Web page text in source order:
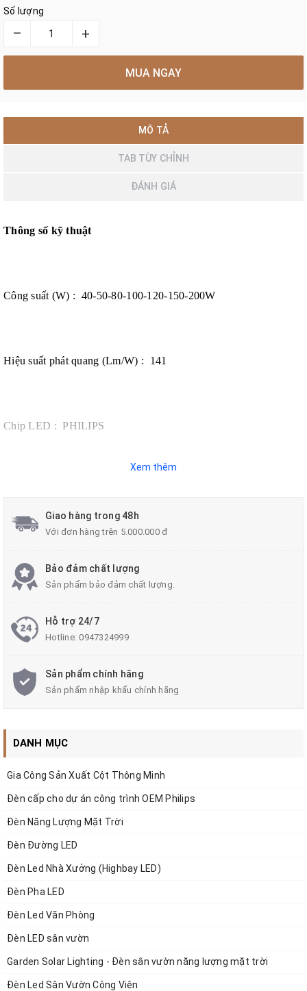
Số lượng
– +
MUA NGAY
MÔ TẢ
TAB TÙY CHỈNH
ĐÁNH GIÁ
Thông số kỹ thuật
Công suất (W) : 40-50-80-100-120-150-200W
Hiệu suất phát quang (Lm/W) : 141
Chip LED : PHILIPS
Góc chiếu sang (độ) : 60/90/120
Điện áp sử dụng : 220V
Tuổi thọ : 50000 giờ
Cấp bảo vệ : IP66
Xem thêm
Giao hàng trong 48h
Với đơn hàng trên 5.000.000 đ
Bảo đảm chất lượng
Sản phẩm bảo đảm chất lượng.
Hỗ trợ 24/7
Hotline:0947324999
Sản phẩm chính hãng
Sản phẩm nhập khẩu chính hãng
DANH MỤC
Gia Công Sản Xuất Cột Thông Minh
Đèn cấp cho dự án công trình OEM Philips
Đèn Năng Lượng Mặt Trời
Đèn Đường LED
Đèn Led Nhà Xưởng (Highbay LED)
Đèn Pha LED
Đèn Led Văn Phòng
Đèn LED sân vườn
Garden Solar Lighting - Đèn sân vườn năng lượng mặt trời
Đèn Led Sân Vườn Công Viên